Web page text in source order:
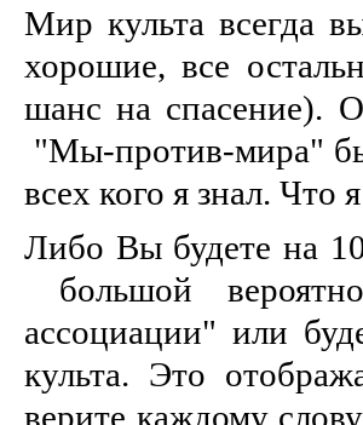
Мир культа всегда
хорошие, все
шанс на спасение).
"Мы-против-мира"
всех кого я знал. Что
Либо Вы будете на
большой
ассоциации" или
культа. Это
верите каждому